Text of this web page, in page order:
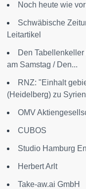
Noch heute wie
Schwäbische
Leitartikel
Den
am Samstag / Den...
RNZ: "Einhalt
(Heidelberg) zu Syrien
OMV
CUBOS
Studio Hamburg
Herbert Arlt
Take-aw.ai GmbH